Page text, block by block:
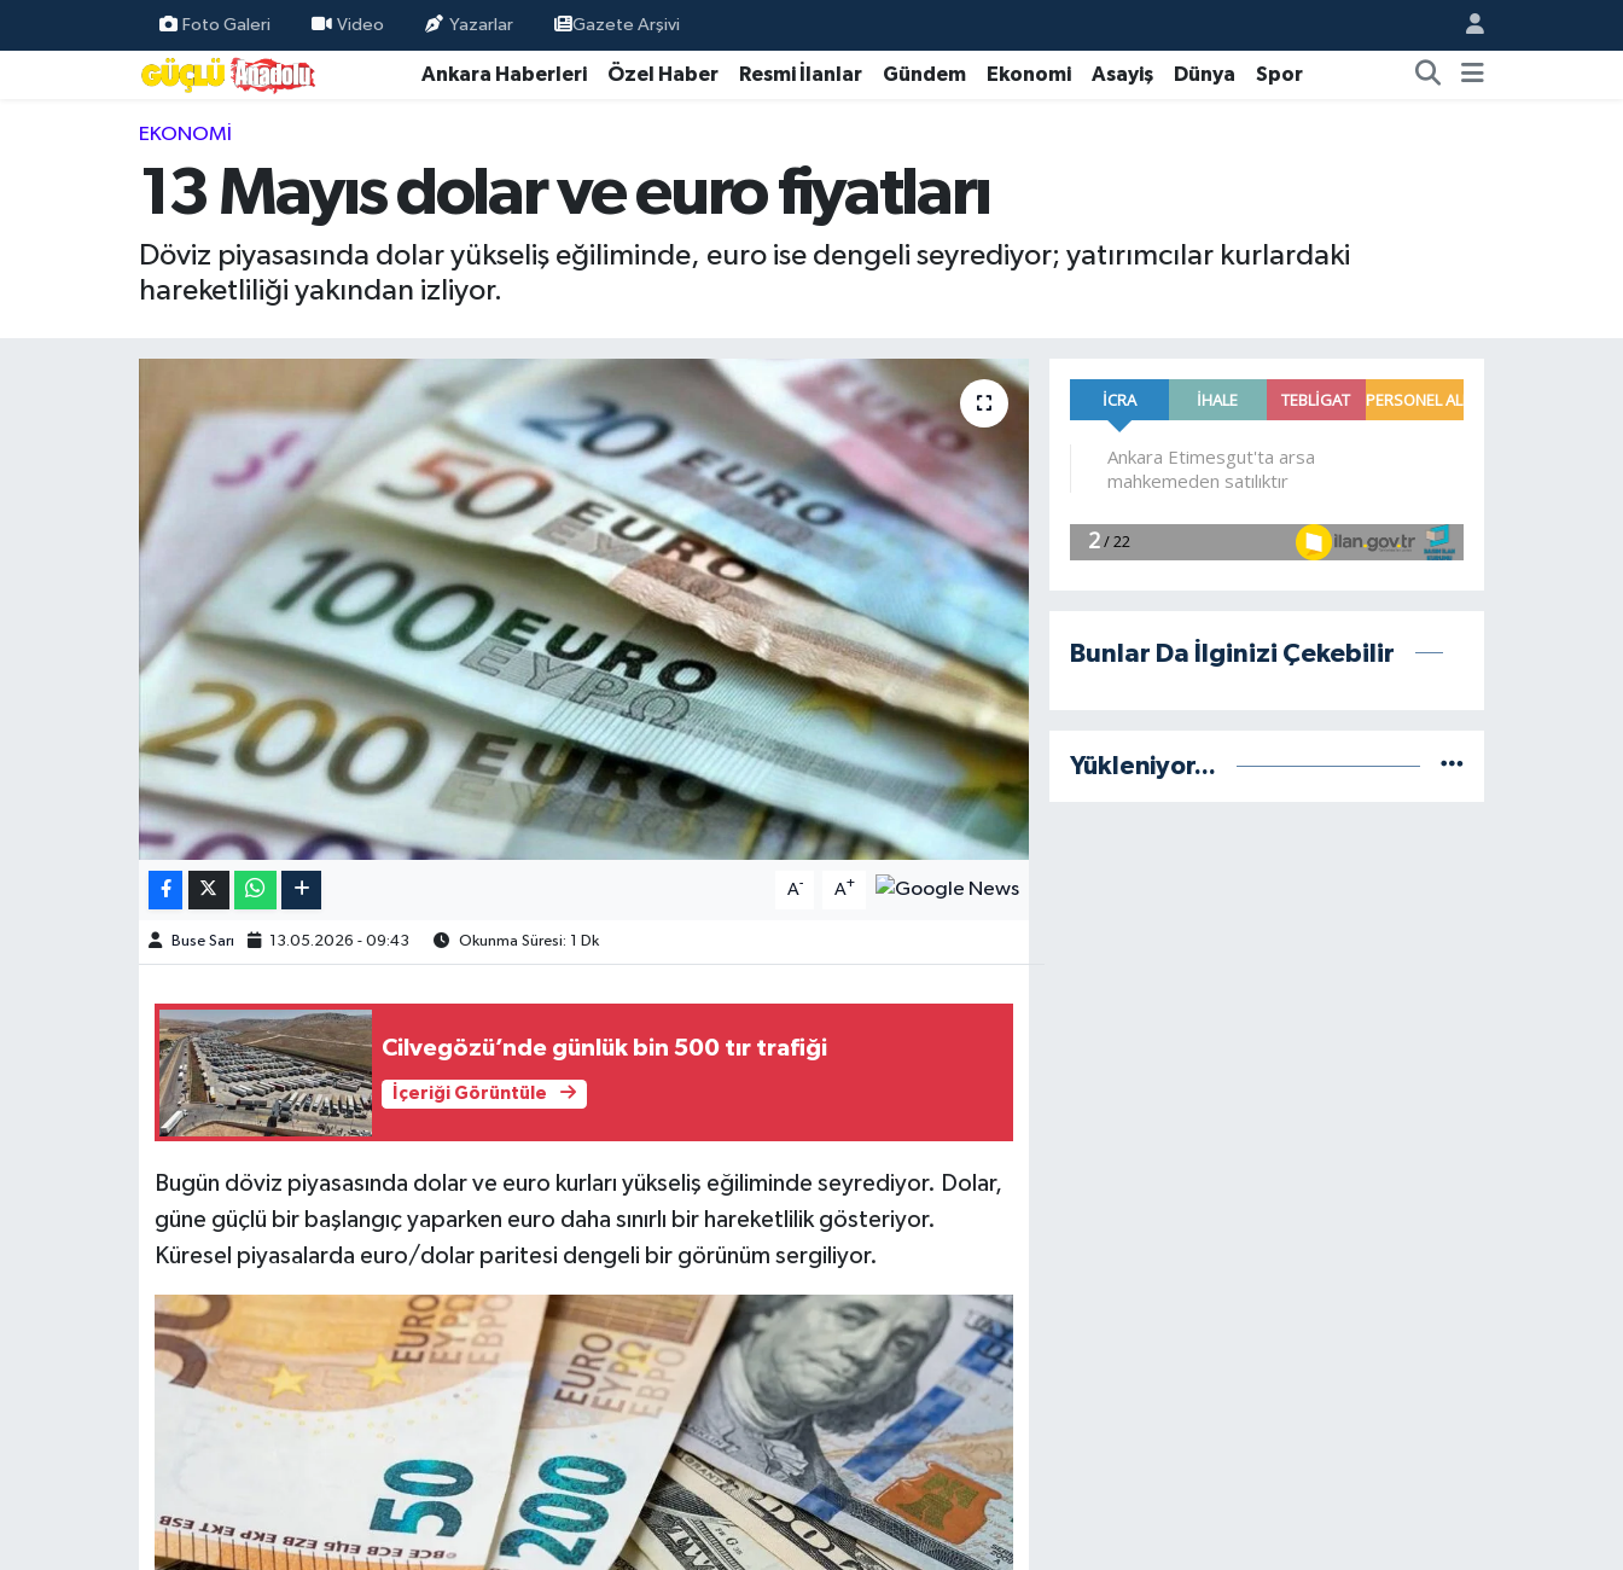
Foto Galeri Video Yazarlar Gazete Arşivi
Ankara Haberleri Özel Haber Resmi İlanlar Gündem Ekonomi Asayiş Dünya Spor
EKONOMI
13 Mayıs dolar ve euro fiyatları
Döviz piyasasında dolar yükseliş eğiliminde, euro ise dengeli seyrediyor; yatırımcılar kurlardaki
hareketliliği yakından izliyor.
A- A+
Buse Sarı 13.05.2026 - 09:43 Okunma Süresi: 1 Dk
Cilvegözü’nde günlük bin 500 tır trafiği
İçeriği Görüntüle
Bugün döviz piyasasında dolar ve euro kurları yükseliş eğiliminde seyrediyor. Dolar,
güne güçlü bir başlangıç yaparken euro daha sınırlı bir hareketlilik gösteriyor.
Küresel piyasalarda euro/dolar paritesi dengeli bir görünüm sergiliyor.
Bunlar Da İlginizi Çekebilir
Yükleniyor...
Özel Haber
Resmi İlanlar
Ekonomi
Magazin
Burç Yorumları
Hava Durumu
Kim kimdir?
Kültür Sanat
Televizyon
Yaşam-Çevre